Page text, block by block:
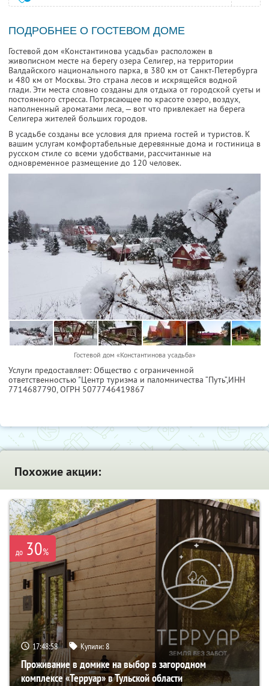
ПОДРОБНЕЕ О ГОСТЕВОМ ДОМЕ
Гостевой дом «Константинова усадьба» расположен в
живописном месте на берегу озера Селигер, на территории
Валдайского национального парка, в 380 км от Санкт-Петербурга
и 480 км от Москвы. Это страна лесов и искрящейся водной
глади. Эти места словно созданы для отдыха от городской суеты и
постоянного стресса. Потрясающее по красоте озеро, воздух,
наполненный ароматами леса, — вот что привлекает на берега
Селигера жителей больших городов.
В усадьбе созданы все условия для приема гостей и туристов. К
вашим услугам комфортабельные деревянные дома и гостиница в
русском стиле со всеми удобствами, рассчитанные на
одновременное размещение до 120 человек.
Гостевой дом «Константинова усадьба»
Услуги предоставляет: Общество с ограниченной
ответственностью "Центр туризма и паломничества “Путь”,ИНН
7714687790, ОГРН 5077746419867
Похожие акции:
до 30%
17:48:57 Купили:8
Проживание в домике на выбор в загородном
комплексе «Терруар» в Тульской области